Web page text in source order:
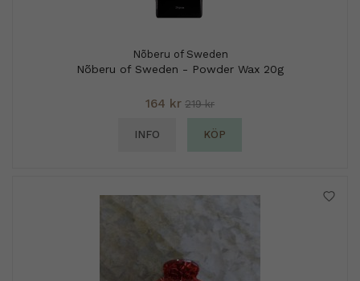
Nõberu of Sweden
Nõberu of Sweden - Powder Wax 20g
164 kr 219 kr
INFO KÖP